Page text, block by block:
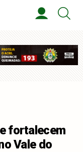
fortalecem
Vale do